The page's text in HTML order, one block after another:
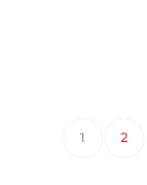
1 2